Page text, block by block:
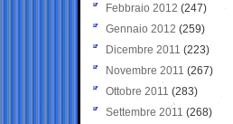
Febbraio 2012 (247)
Gennaio 2012 (259)
Dicembre 2011 (223)
Novembre 2011 (267)
Ottobre 2011 (283)
Settembre 2011 (268)